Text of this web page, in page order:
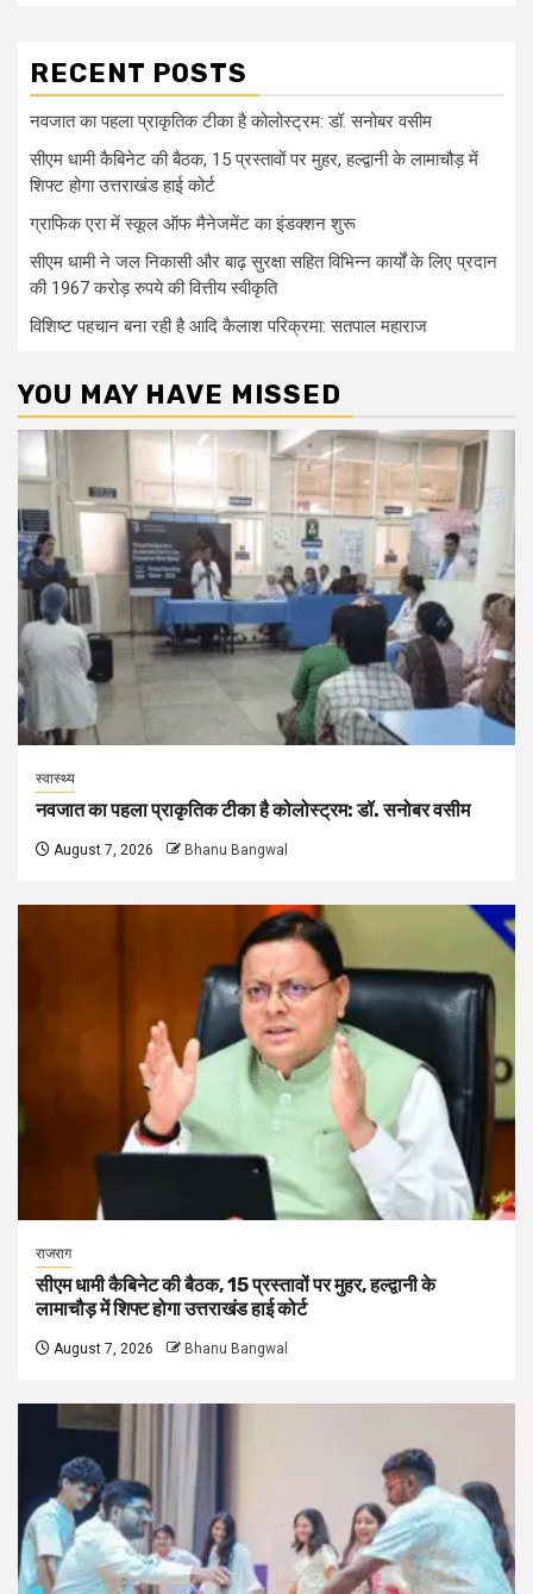
RECENT POSTS
नवजात का पहला प्राकृतिक टीका है कोलोस्ट्रम: डॉ. सनोबर वसीम
सीएम धामी कैबिनेट की बैठक, 15 प्रस्तावों पर मुहर, हल्द्वानी के लामाचौड़ में
शिफ्ट होगा उत्तराखंड हाई कोर्ट
ग्राफिक एरा में स्कूल ऑफ मैनेजमेंट का इंडक्शन शुरू
सीएम धामी ने जल निकासी और बाढ़ सुरक्षा सहित विभिन्न कार्यों के लिए प्रदान
की 1967 करोड़ रुपये की वित्तीय स्वीकृति
विशिष्ट पहचान बना रही है आदि कैलाश परिक्रमा: सतपाल महाराज
YOU MAY HAVE MISSED
स्वास्थ्य
नवजात का पहला प्राकृतिक टीका है कोलोस्ट्रम: डॉ. सनोबर वसीम
August 7, 2026 Bhanu Bangwal
राजराग
सीएम धामी कैबिनेट की बैठक, 15 प्रस्तावों पर मुहर, हल्द्वानी के
लामाचौड़ में शिफ्ट होगा उत्तराखंड हाई कोर्ट
August 7, 2026 Bhanu Bangwal